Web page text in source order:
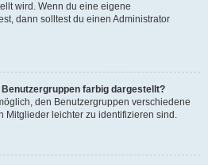
wird. Wenn du eine eigene
dann solltest du einen Administrator
farbig dargestellt?
den Benutzergruppen verschiedene
Mitglieder leichter zu identifizieren sind.